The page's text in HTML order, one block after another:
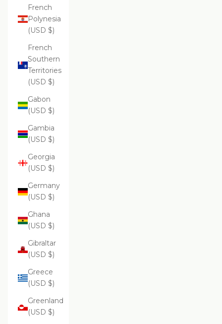
French
Polynesia
(USD $)
French
Southern
Territories
(USD $)
Gabon
(USD $)
Gambia
(USD $)
Georgia
(USD $)
Germany
(USD $)
Ghana
(USD $)
Gibraltar
(USD $)
Greece
(USD $)
Greenland
(USD $)